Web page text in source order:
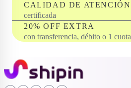
CALIDAD DE ATENCIÓN
certificada
20% OFF EXTRA
con transferencia, débito o 1 cuota